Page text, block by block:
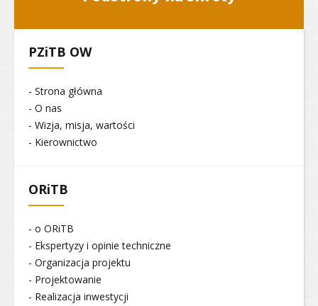
PZiTB OW
- Strona główna
- O nas
- Wizja, misja, wartości
- Kierownictwo
ORiTB
- o ORiTB
- Ekspertyzy i opinie techniczne
- Organizacja projektu
- Projektowanie
- Realizacja inwestycji